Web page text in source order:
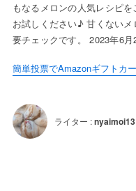
もなるメロンの人気レシピ
お試しください♪ 甘くない
要チェックです。 2023年6
簡単投票でAmazonギフトカ
ライター :nyaimoi13